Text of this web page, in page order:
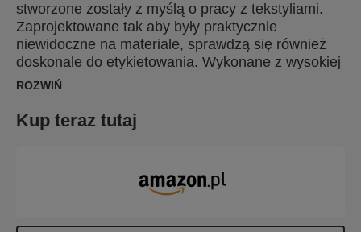
stworzone zostały z myślą o pracy z tekstyliami.
Zaprojektowane tak aby były praktycznie
niewidoczne na materiale, sprawdzą się również
doskonale do etykietowania. Wykonane z wysokiej
jakości, precyzyjnie ciętego galwanizowanego
wersji ze stali nierdzewnej.
ROZWIŃ
Kup teraz tutaj